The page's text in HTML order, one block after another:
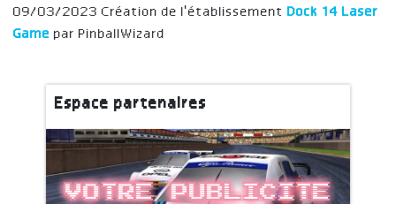
09/03/2023 Création de l'établissement Dock 14 Laser
Game par PinballWizard
Espace partenaires
Votre publicite